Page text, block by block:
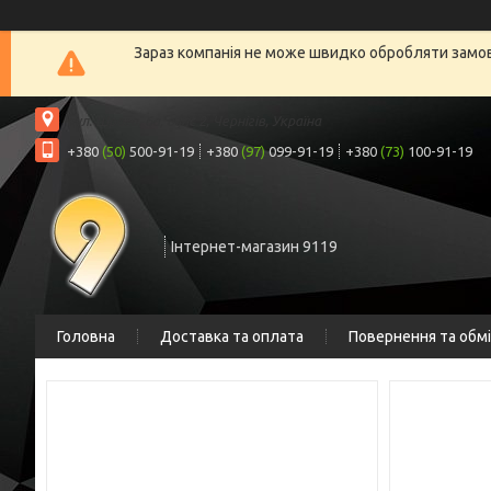
Зараз компанія не може швидко обробляти
вул. Шрага, 6а, офіс 2, Чернігів, Україна
+380 (50) 500-91-19 +380 (97)099-91-19 +380 (73) 100-91-19
Інтернет-магазин 9119
Головна Доставка та оплата Повернення та